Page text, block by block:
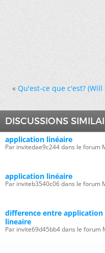
« Qu'est-ce que c'est?
DISCUSSIONS
application linéaire
Par invitedae9c244 dans le forum
application linéaire
Par inviteb3540c06 dans le forum
difference entre
lineaire
Par invite69d45bb4 dans le